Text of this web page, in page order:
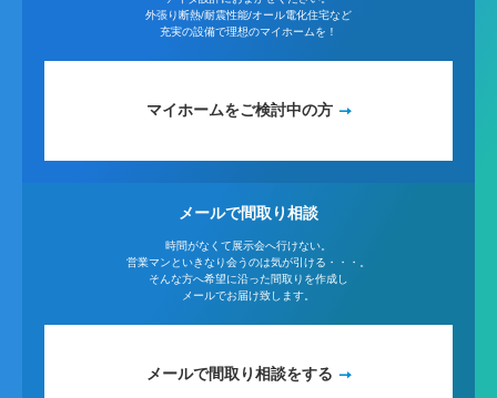
外張り断熱/耐震性能/オール電化住宅など
充実の設備で理想のマイホームを！
マイホームをご検討中の方
メールで間取り相談
時間がなくて展示会へ行けない。
営業マンといきなり会うのは気が引ける・・・。
そんな方へ希望に沿った間取りを作成し
メールでお届け致します。
メールで間取り相談をする